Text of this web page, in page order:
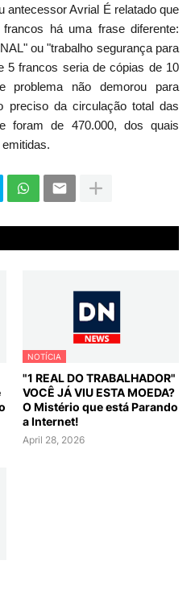
antecessor Avrial É relatado que
há uma frase diferente:
ou "trabalho segurança para
5 francos seria de cópias de 10
problema não demorou para
preciso da circulação total das
foram de 470.000, dos quais
NOTÍCIA
"1 REAL DO TRABALHADOR"
VOCÊ JÁ VIU ESTA MOEDA?
O Mistério que está Parando
a Internet!
April 28, 2026